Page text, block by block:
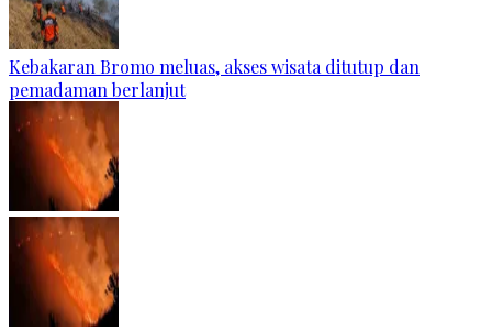
Kebakaran Bromo meluas, akses wisata ditutup dan
pemadaman berlanjut